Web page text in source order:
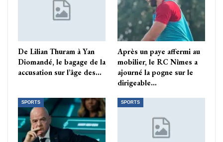
De Lilian Thuram à Yan
Diomandé, le bagage de la
accusation sur l’âge des…
Après un paye affermi au
mobilier, le RC Nîmes a
ajourné la pogne sur le
dirigeable…
SPORTS SPORTS